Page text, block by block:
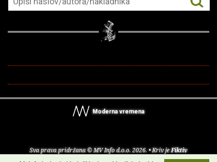
Moderna vremena
Sva prava pridržana © MV Info d.o.o. 2026. • Kriv jeFiktiv